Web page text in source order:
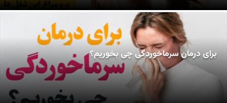
برای درمان سرماخوردگی چی بخوریم؟